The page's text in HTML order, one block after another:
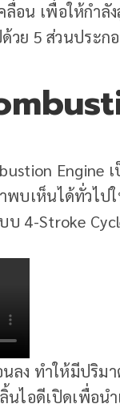
อน เพื่อให้กำลั
วย 5 ส่วนประก
Engine
พบเห็นได้ทั่วไ
4-Stroke
ลง ทำให้มีปริมา
นไอดีเปิดเพื่อน